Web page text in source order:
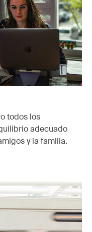
todos los
adecuado
y la familia.